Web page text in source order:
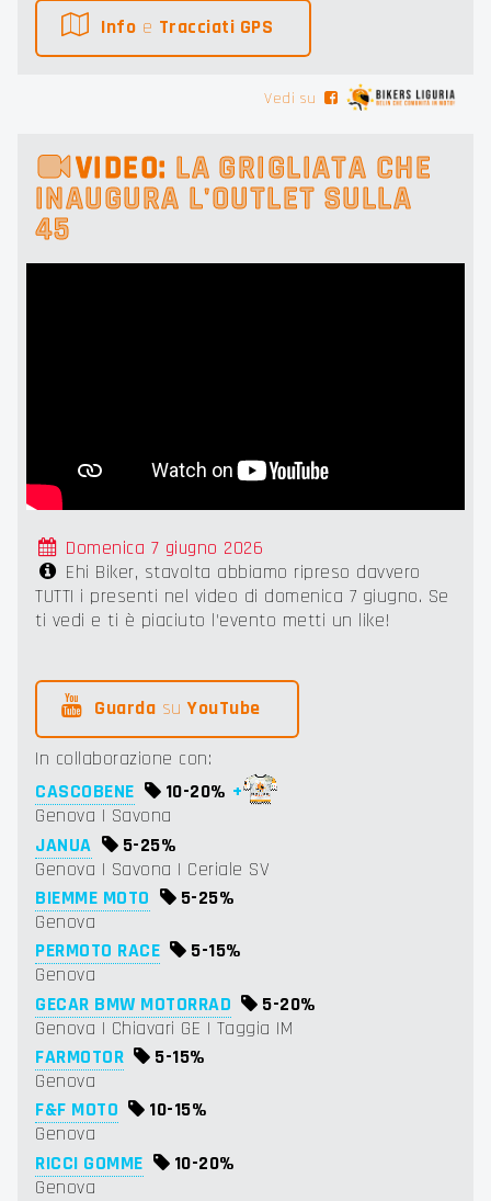
Info e Tracciati GPS
Vedi su
VIDEO: LA GRIGLIATA CHE
INAUGURA L'OUTLET SULLA
45
Domenica 7 giugno 2026
Ehi Biker, stavolta abbiamo ripreso davvero
TUTTI i presenti nel video di domenica 7 giugno. Se
ti vedi e ti è piaciuto l'evento metti un like!
Guarda suYouTube
In collaborazione con:
CASCOBENE
10-20% +
Genova | Savona
JANUA
5-25%
Genova | Savona | Ceriale SV
BIEMME MOTO
5-25%
Genova
PERMOTO RACE
5-15%
Genova
GECAR BMW MOTORRAD
5-20%
Genova | Chiavari GE | Taggia IM
FARMOTOR
5-15%
Genova
F&F MOTO
10-15%
Genova
RICCI GOMME
10-20%
Genova